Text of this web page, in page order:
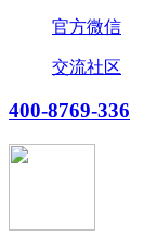
官方微信
交流社区
400-8769-336